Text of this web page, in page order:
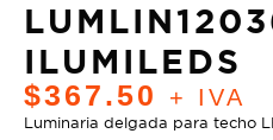
ILUMILEDS
$367.50 + IVA
Luminaria delgada para techo